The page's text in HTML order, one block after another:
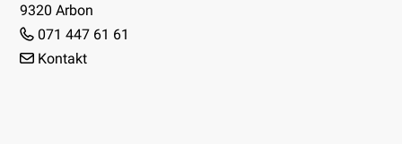
9320 Arbon
071 447 61 61
Kontakt